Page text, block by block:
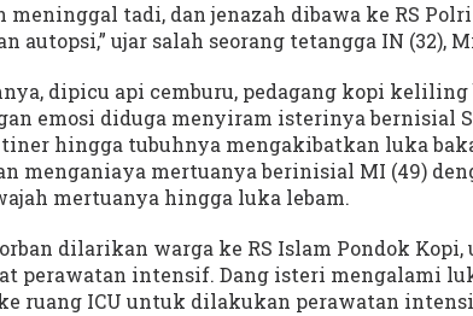
meninggal tadi, dan jenazah dibawa ke RS
autopsi,” ujar salah seorang tetangga IN (32),
dipicu api cemburu, pedagang kopi
emosi diduga menyiram isterinya bernisial
hingga tubuhnya mengakibatkan luka
menganiaya mertuanya berinisial MI (49)
mertuanya hingga luka lebam.
dilarikan warga ke RS Islam Pondok Kopi,
perawatan intensif. Dang isteri mengalami
ruang ICU untuk dilakukan perawatan